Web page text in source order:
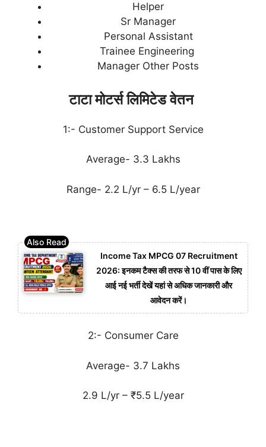
Helper
Sr Manager
Personal Assistant
Trainee Engineering
Manager Other Posts
टाटा मोटर्स लिमिटेड वेतन
1:- Customer Support Service
Average- 3.3 Lakhs
Range- 2.2 L/yr – 6.5 L/year
Income Tax MPCG 07 Recruitment
2026: इनकम टैक्स की तरफ से 10 वीं पास के लिए
आई नई भर्ती देखें यहां से अधिक जानकारी और
आवेदन करें।
2:- Consumer Care
Average- 3.7 Lakhs
2.9 L/yr – ₹5.5 L/year